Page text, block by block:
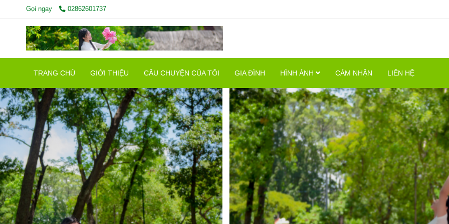
Gọi ngay 02862601737
TRANG CHỦ GIỚI THIỆU CÂU CHUYỆN CỦA TÔI GIA ĐÌNH HÌNH ẢNH CẢM NHẬN LIÊN HỆ